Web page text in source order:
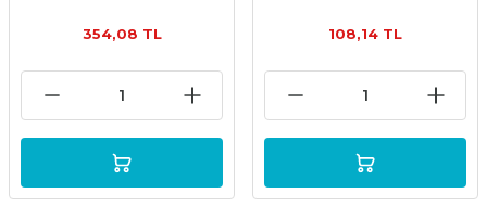
354,08 TL 108,14 TL